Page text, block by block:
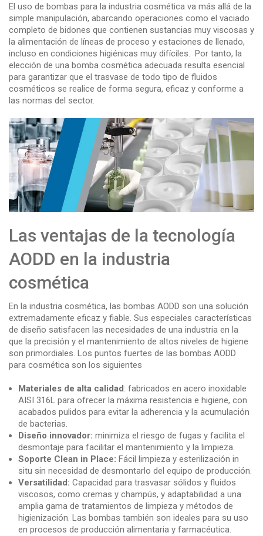
El uso de bombas para la industria cosmética va más allá de la
simple manipulación, abarcando operaciones como el vaciado
completo de bidones que contienen sustancias muy viscosas y
la alimentación de líneas de proceso y estaciones de llenado,
incluso en condiciones higiénicas muy difíciles. Por tanto, la
elección de una bomba cosmética adecuada resulta esencial
para garantizar que el trasvase de todo tipo de fluidos
cosméticos se realice de forma segura, eficaz y conforme a
las normas del sector.
Las ventajas de la tecnología
AODD en la industria
cosmética
En la industria cosmética, las bombas AODD son una solución
extremadamente eficaz y fiable. Sus especiales características
de diseño satisfacen las necesidades de una industria en la
que la precisión y el mantenimiento de altos niveles de higiene
son primordiales. Los puntos fuertes de las bombas AODD
para cosmética son los siguientes
Materiales de alta calidad: fabricados en acero inoxidable
AISI 316L para ofrecer la máxima resistencia e higiene, con
acabados pulidos para evitar la adherencia y la acumulación
de bacterias.
Diseño innovador: minimiza el riesgo de fugas y facilita el
desmontaje para facilitar el mantenimiento y la limpieza.
Soporte Clean in Place: Fácil limpieza y esterilización in
situ sin necesidad de desmontarlo del equipo de producción.
Versatilidad: Capacidad para trasvasar sólidos y fluidos
viscosos, como cremas y champús, y adaptabilidad a una
amplia gama de tratamientos de limpieza y métodos de
higienización. Las bombas también son ideales para su uso
en procesos de producción alimentaria y farmacéutica.